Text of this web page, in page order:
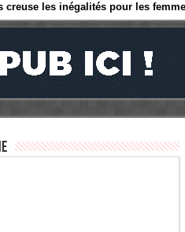
les inégalités pour les